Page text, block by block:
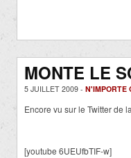
MONTE LE
5 JUILLET 2009 - N'IMPORTE
Encore vu sur le Twitter de la
[youtube 6UEUfbTIF-w]